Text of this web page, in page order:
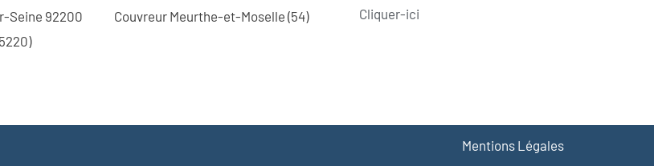
Seine 92200
Couvreur Meurthe-et-Moselle (54)
Cliquer-ici
Mentions Légales